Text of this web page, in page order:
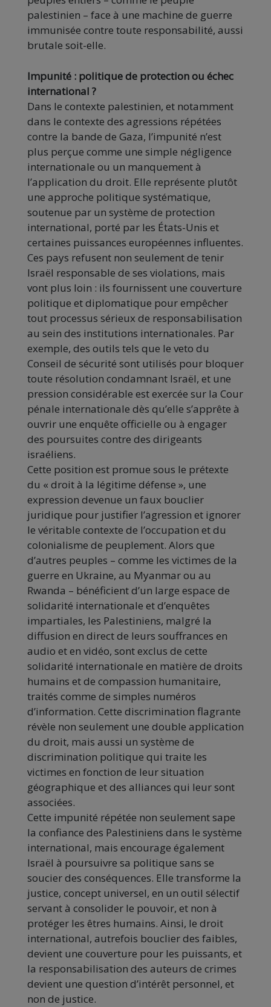
palestinien – face à une machine de guerre
immunisée contre toute responsabilité, aussi
brutale soit-elle.
Impunité : politique de protection ou échec
international ?
Dans le contexte palestinien, et notamment
dans le contexte des agressions répétées
contre la bande de Gaza, l’impunité n’est
plus perçue comme une simple négligence
internationale ou un manquement à
l’application du droit. Elle représente plutôt
une approche politique systématique,
soutenue par un système de protection
international, porté par les États-Unis et
certaines puissances européennes influentes.
Ces pays refusent non seulement de tenir
Israël responsable de ses violations, mais
vont plus loin : ils fournissent une couverture
politique et diplomatique pour empêcher
tout processus sérieux de responsabilisation
au sein des institutions internationales. Par
exemple, des outils tels que le veto du
Conseil de sécurité sont utilisés pour bloquer
toute résolution condamnant Israël, et une
pression considérable est exercée sur la Cour
pénale internationale dès qu’elle s’apprête à
ouvrir une enquête officielle ou à engager
des poursuites contre des dirigeants
israéliens.
Cette position est promue sous le prétexte
du « droit à la légitime défense », une
expression devenue un faux bouclier
juridique pour justifier l’agression et ignorer
le véritable contexte de l’occupation et du
colonialisme de peuplement. Alors que
d’autres peuples – comme les victimes de la
guerre en Ukraine, au Myanmar ou au
Rwanda – bénéficient d’un large espace de
solidarité internationale et d’enquêtes
impartiales, les Palestiniens, malgré la
diffusion en direct de leurs souffrances en
audio et en vidéo, sont exclus de cette
solidarité internationale en matière de droits
humains et de compassion humanitaire,
traités comme de simples numéros
d’information. Cette discrimination flagrante
révèle non seulement une double application
du droit, mais aussi un système de
discrimination politique qui traite les
victimes en fonction de leur situation
géographique et des alliances qui leur sont
associées.
Cette impunité répétée non seulement sape
la confiance des Palestiniens dans le système
international, mais encourage également
Israël à poursuivre sa politique sans se
soucier des conséquences. Elle transforme la
justice, concept universel, en un outil sélectif
servant à consolider le pouvoir, et non à
protéger les êtres humains. Ainsi, le droit
international, autrefois bouclier des faibles,
devient une couverture pour les puissants, et
la responsabilisation des auteurs de crimes
devient une question d’intérêt personnel, et
non de justice.